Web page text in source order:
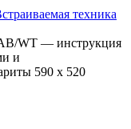
техника
WT — инструкция
и
590 х 520